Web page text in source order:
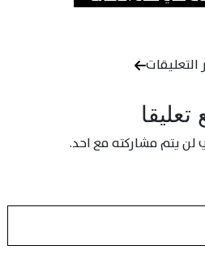
التعليقات
لن يتم مشاركته مع احد.